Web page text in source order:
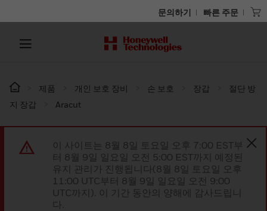
문의하기 빠른 주문
제품 개인 보호 장비 손 보호 장갑
절단 방
지 장갑
Aracut
이 사이트는 8월 8일 토요일 오후 7:00 EST부
터 8월 9일 일요일 오전 5:00 EST까지 예정된
유지 관리가 진행됩니다(8월 8일 토요일 오후
11:00 UTC부터 8월 9일 일요일 오전 9:00
UTC까지). 이 기간 동안의 양해에 감사드립니
다.